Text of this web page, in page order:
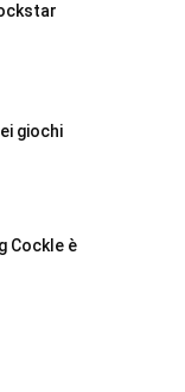
giochi
Cockle è